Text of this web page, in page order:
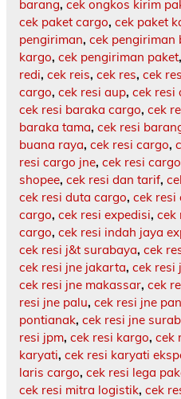
barang, cek ongkos kirim
cek paket cargo, cek paket
pengiriman, cek pengiriman
kargo, cek pengiriman paket,
redi, cek reis, cek res, cek
cargo, cek resi aup, cek resi
cek resi baraka cargo, cek
baraka tama, cek resi
buana raya, cek resi cargo,
resi cargo jne, cek resi
shopee, cek resi dan tarif,
cek resi duta cargo, cek resi
cargo, cek resi expedisi, cek
cargo, cek resi indah jaya
cek resi j&t surabaya, cek
cek resi jne jakarta, cek resi
cek resi jne makassar, cek
resi jne palu, cek resi jne
pontianak, cek resi jne
resi jpm, cek resi kargo, cek
karyati, cek resi karyati
laris cargo, cek resi lega
cek resi mitra logistik, cek